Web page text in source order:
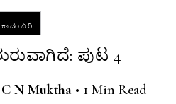
ಕಾದಂಬರಿ
ಪುಟ 4
C N Muktha • 1 Min Read